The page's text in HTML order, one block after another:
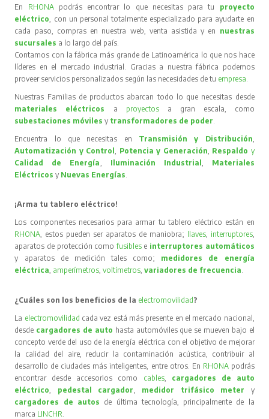
En RHONA podrás encontrar lo que necesitas para tu proyecto
eléctrico , con un personal totalmente especializado para ayudarte en
cada paso, compras en nuestra web, venta asistida y en nuestras
sucursales a lo largo del país.
Contamos con la fábrica más grande de Latinoamérica lo que nos hace
líderes en el mercado industrial. Gracias a nuestra fábrica podemos
proveer servicios personalizados según las necesidades de tu empresa
Nuestras Familias de productos abarcan todo lo que necesitas desde
materiales eléctricos
a proyectos
a gran escala, como
subestaciones móvilesy transformadores de poder
Encuentra lo que necesitas en Transmisión y Distribución
Automatización y Control
Potencia y Generación Respaldo y
Calidad de Energía
Iluminación Industrial
Materiales
Eléctricos y Nuevas Energías
¡Arma tu tablero eléctrico!
Los componentes necesarios para armar tu tablero eléctrico están en
RHONA , estos pueden ser aparatos de maniobra; llaves, interruptores,
aparatos de protección comofusibles e interruptores automáticos
y aparatos de medición tales como; medidores de energía
eléctrica amperímetros ,voltímetros ,variadores de frecuencia
¿Cuáles son los beneficios de la electromovilidad?
La electromovilidad cada vez está más presente en el mercado nacional,
desde cargadores de auto hasta automóviles que se mueven bajo el
concepto verde del uso de la energía eléctrica con el objetivo de mejorar
la calidad del aire, reducir la contaminación acústica, contribuir al
desarrollo de ciudades más inteligentes, entre otros. En RHONA podrás
encontrar desde accesorios como cables, cargadores de auto
eléctrico
pedestal cargador medidor trifásico meter
y
cargadores de autos de última tecnología, principalmente de la
marca LINCHR